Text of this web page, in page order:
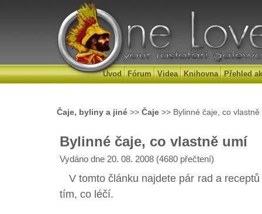
Úvod Fórum Videa Knihovna Přehled
Čaje, byliny a jiné >> Čaje >> Bylinné čaje, co
Bylinné čaje, co vlastně umí
Vydáno dne 20. 08. 2008 (4680 přečtení)
V tomto článku najdete pár rad a receptů
tím, co léčí.